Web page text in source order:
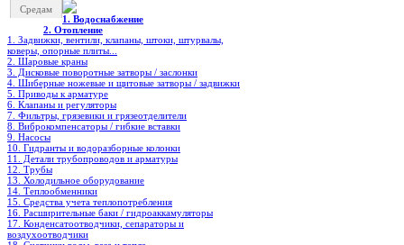
Средам
1. Водоснабжение
2. Отопление
1. Задвижки, вентили, клапаны, штоки, штурвалы,
коверы, опорные плиты...
2. Шаровые краны
3. Дисковые поворотные затворы / заслонки
4. Шиберные ножевые и щитовые затворы / задвижки
5. Приводы к арматуре
6. Клапаны и регуляторы
7. Фильтры, грязевики и грязеотделители
8. Виброкомпенсаторы / гибкие вставки
9. Насосы
10. Гидранты и водоразборные колонки
11. Детали трубопроводов и арматуры
12. Трубы
13. Холодильное oборудование
14. Теплообменники
15. Средства учета теплопотребления
16. Расширительные баки / гидроаккамуляторы
17. Конденсатоотводчики, сепараторы и
воздухоотводчики